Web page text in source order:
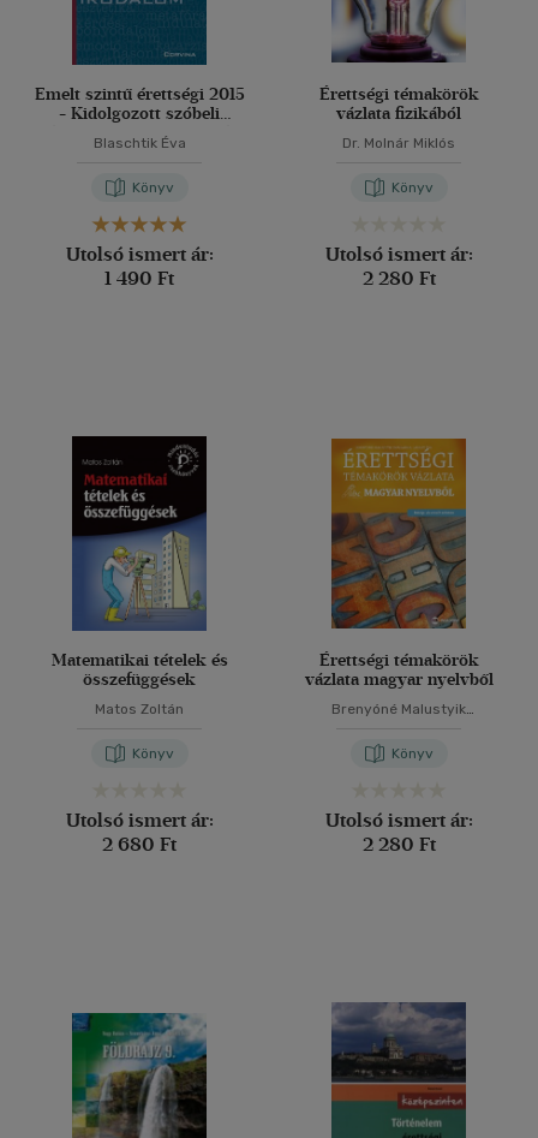
Emelt szintű érettségi 2015
- Kidolgozott szóbeli
tételek - Magyar nyelv és
irodalom
Blaschtik Éva
Könyv
Utolsó ismert ár:
1 490 Ft
Érettségi témakörök
vázlata fizikából
Dr. Molnár Miklós
Könyv
Utolsó ismert ár:
2 280 Ft
Matematikai tételek és
összefüggések
Matos Zoltán
Könyv
Utolsó ismert ár:
2 680 Ft
Érettségi témakörök
vázlata magyar nyelvből
Brenyóné Malustyik
Könyv
Utolsó ismert ár:
2 280 Ft